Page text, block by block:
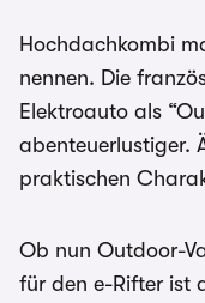
Hochdachkombi
nennen. Die
Elektroauto als
abenteuerlustiger.
praktischen
Ob nun Outdoor-
für den e-Rifter ist